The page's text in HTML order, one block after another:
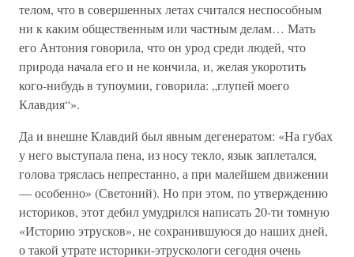
телом, что в совершенных летах считался неспособным
ни к каким общественным или частным делам… Мать
его Антония говорила, что он урод среди людей, что
природа начала его и не кончила, и, желая укоротить
кого-нибудь в тупоумии, говорила: „глупей моего
Клавдия“».
Да и внешне Клавдий был явным дегенератом: «На губах
у него выступала пена, из носу текло, язык заплетался,
голова тряслась непрестанно, а при малейшем движении
— особенно» (Светоний). Но при этом, по утверждению
историков, этот дебил умудрился написать 20-ти томную
«Историю этрусков», не сохранившуюся до наших дней,
о такой утрате историки-этрускологи сегодня очень